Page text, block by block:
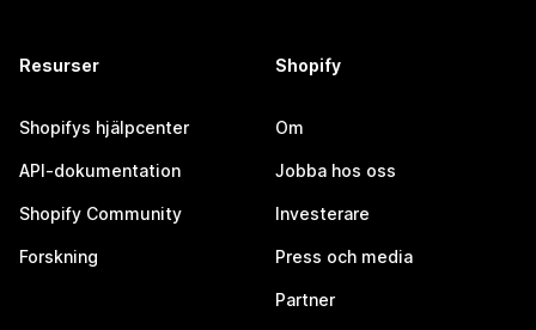
Resurser
Shopifys hjälpcenter
API-dokumentation
Shopify Community
Forskning
Shopify
Om
Jobba hos oss
Investerare
Press och media
Partner